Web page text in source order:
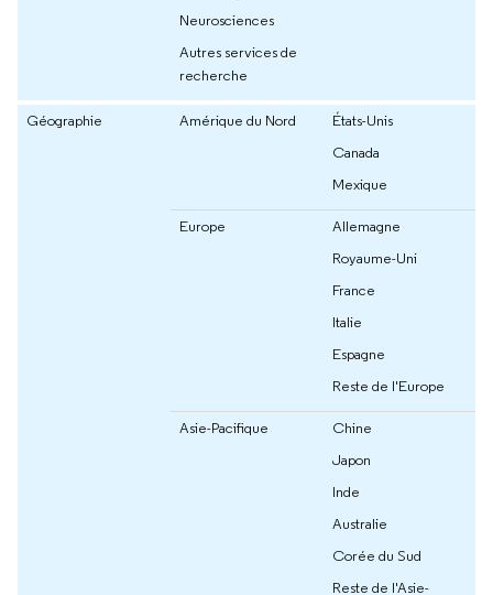
Neurosciences
Autres services de
recherche
Géographie Amérique du Nord
États-Unis
Canada
Mexique
Europe
Allemagne
Royaume-Uni
France
Italie
Espagne
Reste de l'Europe
Asie-Pacifique
Chine
Japon
Inde
Australie
Corée du Sud
Reste de l'Asie-